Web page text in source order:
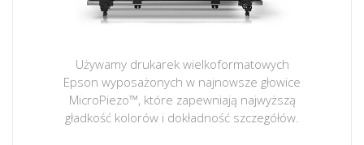
Używamy drukarek wielkoformatowych
Epson wyposażonych w najnowsze głowice
MicroPiezo™, które zapewniają najwyższą
gładkość kolorów i dokładność szczegółów.